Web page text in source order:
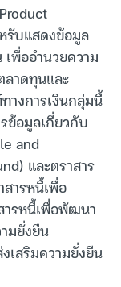
รับแสดงข้อมูล
พื่ออำนวยความ
ลาดทุนและ
างการเงินกลุ่มนี้
ข้อมูลเกี่ยวกับ
and
และตราสาร
ารหนี้เพื่อ
ารหนี้เพื่อพัฒนา
มยั่งยืน
เสริมความยั่งยืน